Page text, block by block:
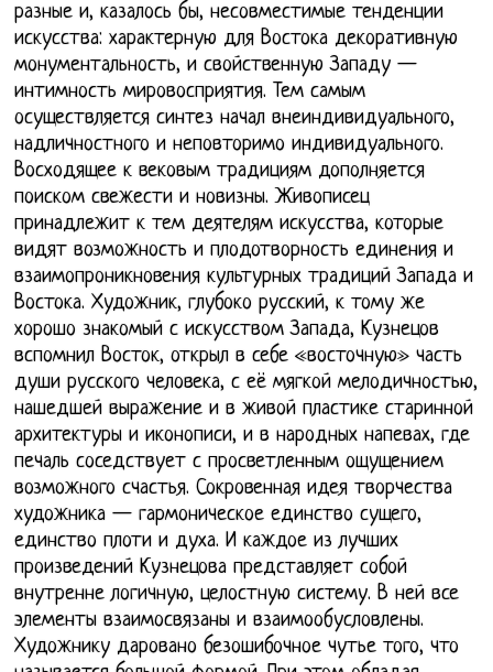
разные и, казалось бы, несовместимые тенденции
искусства: характерную для Востока декоративную
монументальность, и свойственную Западу —
интимность мировосприятия. Тем самым
осуществляется синтез начал внеиндивидуального,
надличностного и неповторимо индивидуального.
Восходящее к вековым традициям дополняется
поиском свежести и новизны. Живописец
принадлежит к тем деятелям искусства, которые
видят возможность и плодотворность единения и
взаимопроникновения культурных традиций Запада и
Востока. Художник, глубоко русский, к тому же
хорошо знакомый с искусством Запада, Кузнецов
вспомнил Восток, открыл в себе «восточную» часть
души русского человека, с её мягкой мелодичностью,
нашедшей выражение и в живой пластике старинной
архитектуры и иконописи, и в народных напевах, где
печаль соседствует с просветленным ощущением
возможного счастья. Сокровенная идея творчества
художника — гармоническое единство сущего,
единство плоти и духа. И каждое из лучших
произведений Кузнецова представляет собой
внутренне логичную, целостную систему. В ней все
элементы взаимосвязаны и взаимообусловлены.
Художнику даровано безошибочное чутье того, что